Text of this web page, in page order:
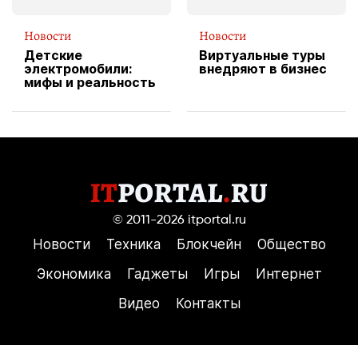
Новости
Детские
электромобили:
мифы и реальность
Новости
Виртуальные туры
внедряют в бизнес
© 2011-2026 itportal.ru
Новости Техника Блокчейн
Общество
Экономика
Гаджеты Игры
Интернет
Видео
Контакты